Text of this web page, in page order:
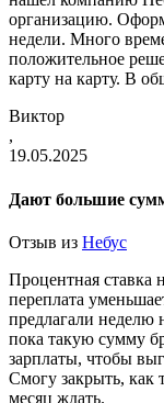
организацию.
недели. Много
положительное
карту на карту. В
Виктор
,
19.05.2025
Дают большие
Отзыв из Небус
Процентная ставка
переплата
предлагали неделю
пока такую сумму
зарплаты, чтобы
Смогу закрыть, как
месяц ждать.